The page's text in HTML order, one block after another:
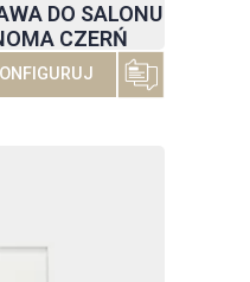
DO SALONU
CZERŃ